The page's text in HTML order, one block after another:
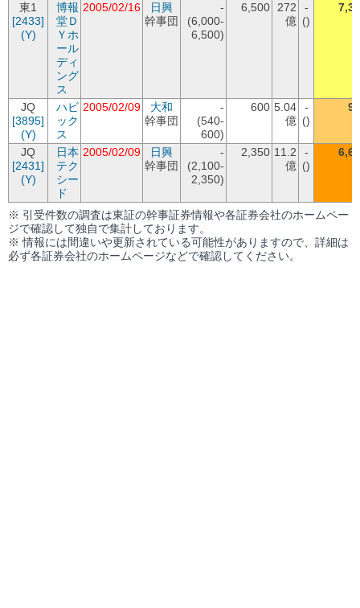
東1
[2433]
(Y)
博報
堂Ｄ
Ｙホ
ール
ディ
ング
ス
2005/02/16
日興
幹事団
-
(6,000-
6,500)
6,500
272
億
-
()
JQ
[3895]
(Y)
ハビ
ック
ス
2005/02/09
大和
幹事団
-
(540-
600)
600 5.04
億
-
()
JQ
[2431]
(Y)
日本
テク
シー
ド
2005/02/09
日興
幹事団
-
(2,100-
2,350)
2,350 11.2
億
-
()
※ 引受件数の調査は東証の幹事証券情報や各証券会社のホームペー
ジで確認して独自で集計しております。
※ 情報には間違いや更新されている可能性がありますので、詳細は
必ず各証券会社のホームページなどで確認してください。